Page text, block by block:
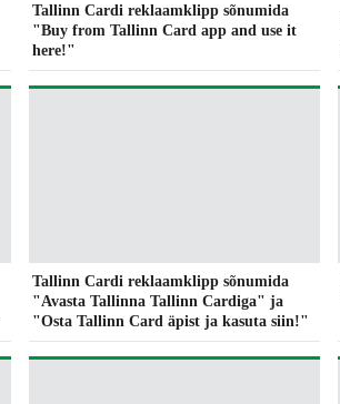
Tallinn Cardi reklaamklipp sõnumida
"Buy from Tallinn Card app and use it
here!"
Tallinn Cardi reklaamklipp sõnumida
"Avasta Tallinna Tallinn Cardiga" ja
"Osta Tallinn Card äpist ja kasuta siin!"